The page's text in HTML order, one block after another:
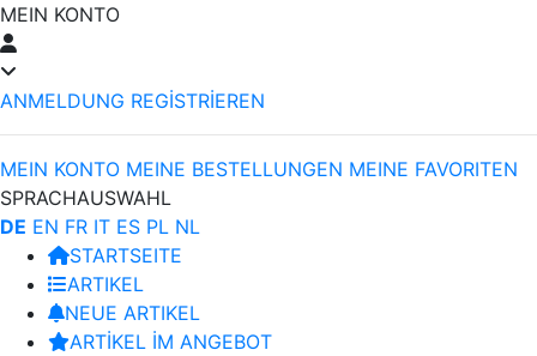
MEIN KONTO
ANMELDUNG REGİSTRİEREN
MEIN KONTO MEINE BESTELLUNGEN MEINE FAVORITEN
SPRACHAUSWAHL
DE EN FR IT ES PL NL
STARTSEITE
ARTIKEL
NEUE ARTIKEL
ARTİKEL İM ANGEBOT